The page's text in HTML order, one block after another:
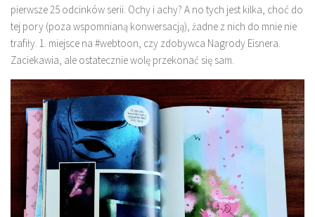
pierwsze 25 odcinków serii. Ochy i achy? A no tych jest kilka, choć do
tej pory (poza wspomnianą konwersacją), żadne z nich do mnie nie
trafiły. 1. miejsce na #webtoon, czy zdobywca Nagrody Eisnera.
Zaciekawia, ale ostatecznie wolę przekonać się sam.